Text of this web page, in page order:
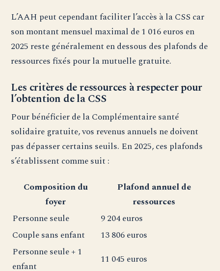
L’AAH peut cependant faciliter l’accès à la CSS car
son montant mensuel maximal de 1 016 euros en
2025 reste généralement en dessous des plafonds de
ressources fixés pour la mutuelle gratuite.
Les critères de ressources à respecter pour
l’obtention de la CSS
Pour bénéficier de la Complémentaire santé
solidaire gratuite, vos revenus annuels ne doivent
pas dépasser certains seuils. En 2025, ces plafonds
s’établissent comme suit :
Composition du
foyer
Plafond annuel de
ressources
Personne seule
9 204 euros
Couple sans enfant
13 806 euros
Personne seule + 1
enfant
11 045 euros